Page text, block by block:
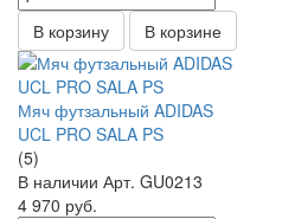
В корзину В корзине
Мяч футзальный ADIDAS
UCL PRO SALA PS
(5)
В наличии Арт. GU0213
4 970 руб.